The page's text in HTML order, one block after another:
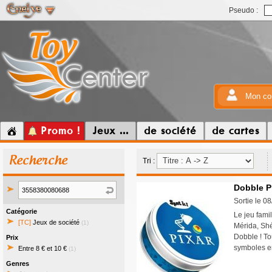
Pseudo :
Mon
Promo ! Jeux ... de société de cartes
Recherche
Catégorie
[TC] Jeux de société (1)
Prix
Entre 8 € et 10 € (1)
Genres
Tri :
Dobble
Sortie le
Le jeu
Mérida,
Dobble !
symboles